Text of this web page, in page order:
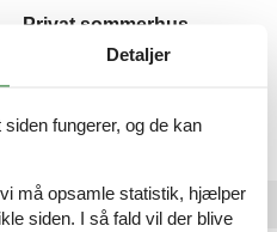
Privat sommerhus
NymindegabDetaljer
fungerer, og de kan
må opsamle statistik, hjælper
siden. I så fald vil der blive